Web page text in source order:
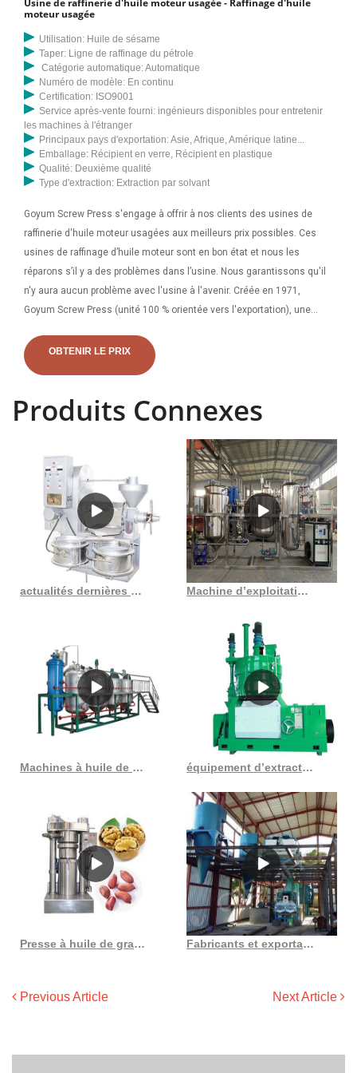
Usine de raffinerie d'huile moteur usagée - Raffinage d'huile
moteur usagée
Utilisation: Huile de sésame
Taper: Ligne de raffinage du pétrole
Catégorie automatique: Automatique
Numéro de modèle: En continu
Certification: ISO9001
Service après-vente fourni: ingénieurs disponibles pour entretenir
les machines à l'étranger
Principaux pays d'exportation: Asie, Afrique, Amérique latine...
Emballage: Récipient en verre, Récipient en plastique
Qualité: Deuxième qualité
Type d'extraction: Extraction par solvant
Goyum Screw Press s'engage à offrir à nos clients des usines de
raffinerie d'huile moteur usagées aux meilleurs prix possibles. Ces
usines de raffinage d’huile moteur sont en bon état et nous les
réparons s’il y a des problèmes dans l’usine. Nous garantissons qu'il
n'y aura aucun problème avec l'usine à l'avenir. Créée en 1971,
Goyum Screw Press (unité 100 % orientée vers l'exportation), une
que fabricant et exportateur de machines pour moulins à huile.
comme les expulseurs d'huile, l'usine de raffinerie d'huile de cuisson,
d'aliments pour animaux, la machine de traitement des semences, la
et les équipements de manutention. Pièces de rechange pour
expulseur d'huile.
OBTENIR LE PRIX
Produits Connexes
actualités dernières actualités sur les machines à huile de cuisson présentent l’huile de cuisson Machine d’exploitation de presse à huile hydraulique dh32 au Sénégal
Machines à huile de graines, machines à huile de noix, machines à presser au Congo, démocratie équipement d’extraction par solvant pétrolier au Burkina Faso
Presse à huile de graines de tournesol yzyx168 en France Fabricants et exportateurs de presses à huile au Maroc
Previous Article Next Article